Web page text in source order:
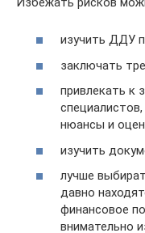
изучить ДДУ
заключать
привлекать к
нюансы и
изучить
лучше
давно
финансовое
внимательно